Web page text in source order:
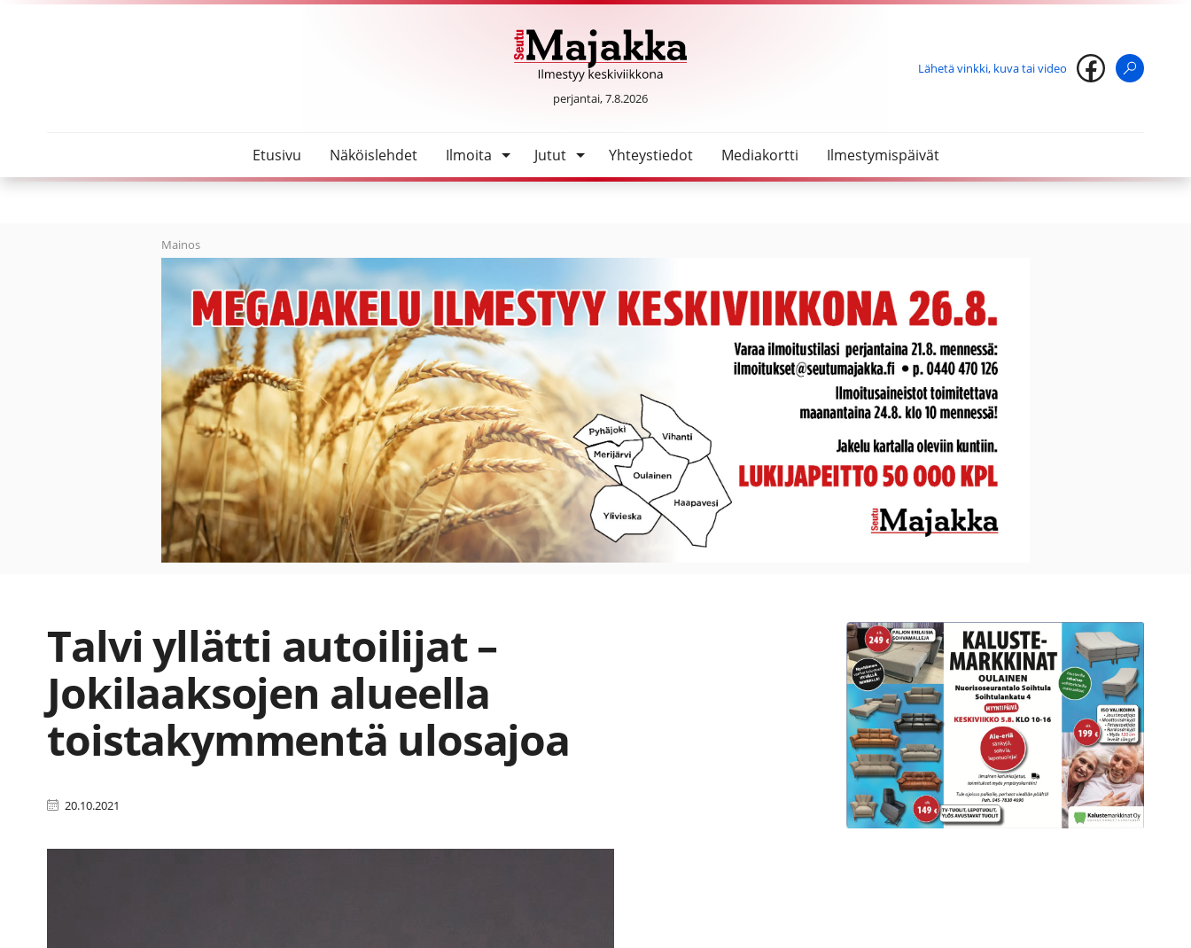
SeutuMajakka
perjantai, 7.8.2026
Lähetä vinkki, kuva tai video
Etusivu Näköislehdet Ilmoita Jutut Yhteystiedot Mediakortti Ilmestymispäivät
Mainos
Talvi yllätti autoilijat –
Jokilaaksojen alueella
toistakymmentä ulosajoa
20.10.2021